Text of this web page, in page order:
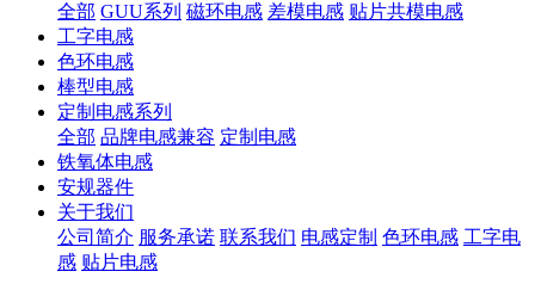
全部 GUU系列 磁环电感 差模电感 贴片共模电感
工字电感
色环电感
棒型电感
定制电感系列
全部 品牌电感兼容 定制电感
铁氧体电感
安规器件
关于我们
公司简介 服务承诺 联系我们 电感定制 色环电感 工字电
感 贴片电感